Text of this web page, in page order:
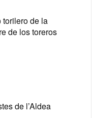
torilero de la
de los toreros
de l’Aldea